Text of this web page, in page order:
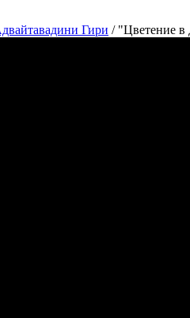
Гири / "Цветение в